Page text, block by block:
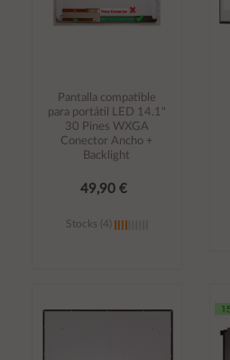
Pantalla compatible
para portátil LED 14.1"
30 Pines WXGA
Conector Ancho +
Backlight
49,90 €
Stocks (4)
carrito